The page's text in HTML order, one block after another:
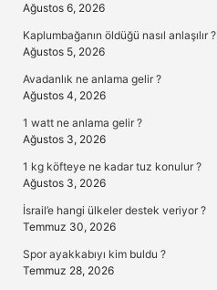
Ağustos 6, 2026
Kaplumbağanın öldüğü nasıl anlaşılır ?
Ağustos 5, 2026
Avadanlık ne anlama gelir ?
Ağustos 4, 2026
1 watt ne anlama gelir ?
Ağustos 3, 2026
1 kg köfteye ne kadar tuz konulur ?
Ağustos 3, 2026
İsrail’e hangi ülkeler destek veriyor ?
Temmuz 30, 2026
Spor ayakkabıyı kim buldu ?
Temmuz 28, 2026